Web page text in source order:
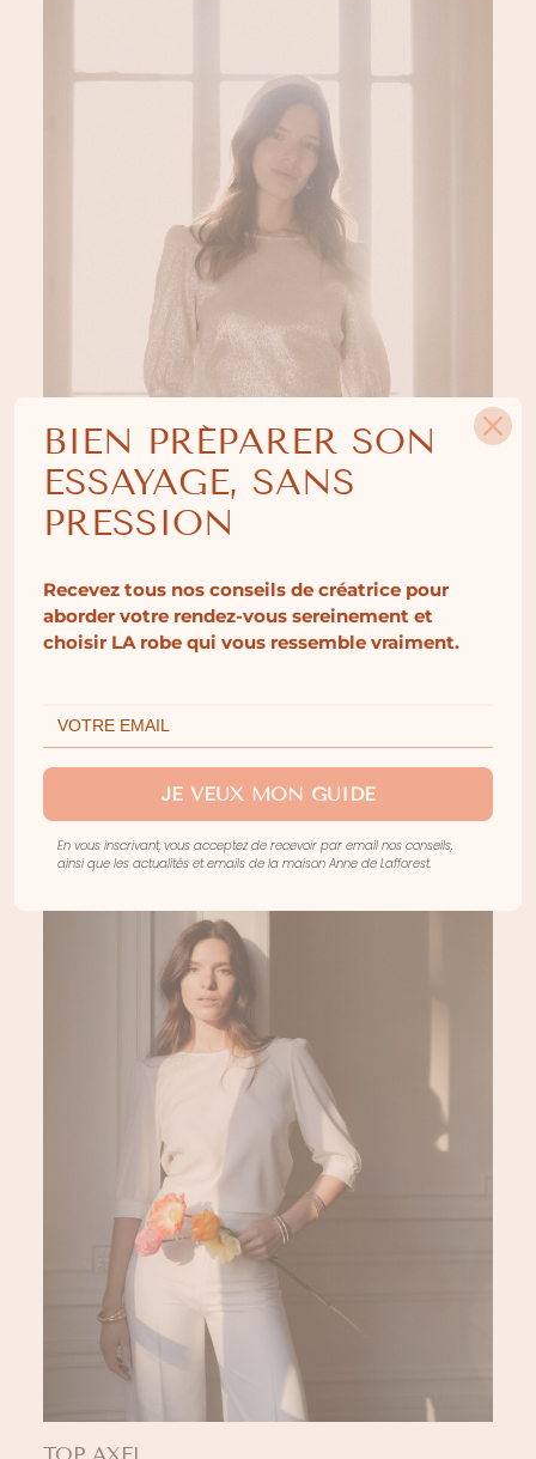
BIEN PRÉPARER SON
ESSAYAGE, SANS
PRESSION
Recevez tous nos conseils de créatrice pour
aborder votre rendez-vous sereinement et
choisir LA robe qui vous ressemble vraiment.
JE VEUX MON GUIDE
En vous inscrivant, vous acceptez de recevoir par email nos conseils,
ainsi que les actualités et emails de la maison Anne de Lafforest.